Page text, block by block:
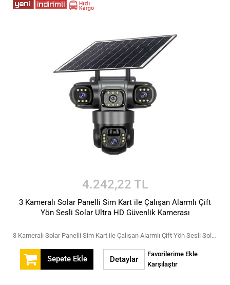
4.242,22 TL
3 Kameralı Solar Panelli Sim Kart ile Çalışan Alarmlı Çift
Yön Sesli Solar Ultra HD Güvenlik Kamerası
3 Kameralı Solar Panelli Sim Kart ile Çalışan Alarmlı Çift Yön Sesli Solar Ultra HD Güvenlik Kamerası
Sepete Ekle Detaylar
Favorilerime Ekle
Karşılaştır